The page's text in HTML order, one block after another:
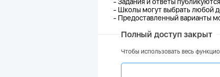
- Школы могут выбрать любой
- Предоставленный варианты
Полный доступ закрыт
Чтобы использовать весь